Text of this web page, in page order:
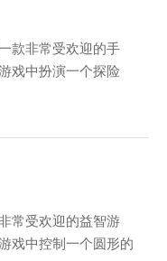
款非常受欢迎的手
戏中扮演一个探险
面是一些挖宝大亨手
望能为玩家提供帮
常受欢迎的益智游
戏中控制一个圆形的